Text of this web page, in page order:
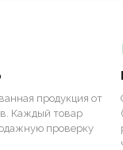
продукция от
Каждый товар
проверку